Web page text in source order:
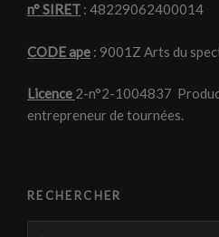
n° SIRET : 48229062400014
CODE ape : 9001Z Arts du
Licence 2-n°2-1004837
entrepreneur de tournées.
RECHERCHER